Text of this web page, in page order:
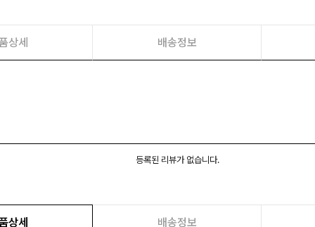
상세 배송정보
등록된 리뷰가 없습니다.
상세 배송정보